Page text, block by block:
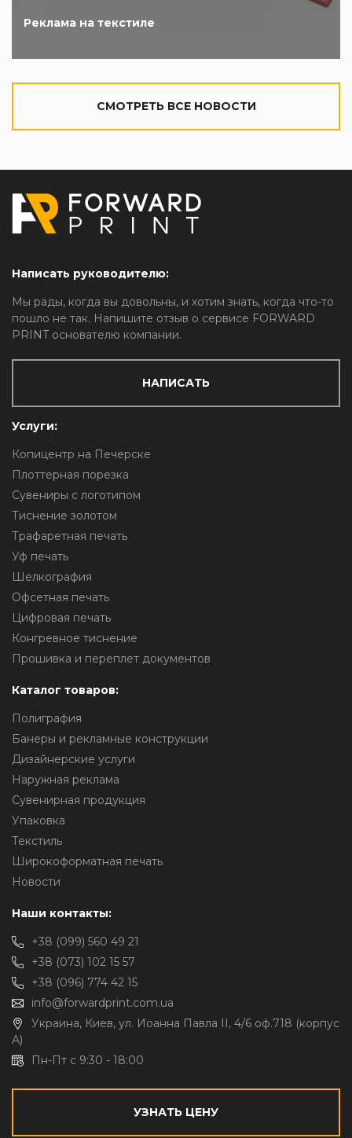
Реклама на текстиле
CМОТРЕТЬ ВСЕ НОВОСТИ
Написать руководителю:
Мы рады, когда вы довольны, и хотим знать, когда что-то
пошло не так. Напишите отзыв о сервисе FORWARD
PRINT основателю компании.
НАПИСАТЬ
Услуги:
Копицентр на Печерске
Плоттерная порезка
Сувениры с логотипом
Тиснение золотом
Трафаретная печать
Уф печать
Шелкография
Офсетная печать
Цифровая печать
Конгревное тиснение
Прошивка и переплет документов
Каталог товаров:
Полиграфия
Банеры и рекламные конструкции
Дизайнерские услуги
Наружная реклама
Сувенирная продукция
Упаковка
Текстиль
Широкоформатная печать
Новости
Наши контакты:
+38 (099) 560 49 21
+38 (073) 102 15 57
+38 (096) 774 42 15
info@forwardprint.com.ua
Украина, Киев, ул. Иоанна Павла II, 4/6 оф.718 (корпус
А)
Пн-Пт с 9:30 - 18:00
УЗНАТЬ ЦЕНУ